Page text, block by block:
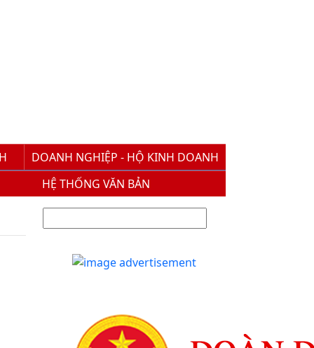
DOANH NGHIỆP - HỘ KINH DOANH
HỆ THỐNG VĂN BẢN